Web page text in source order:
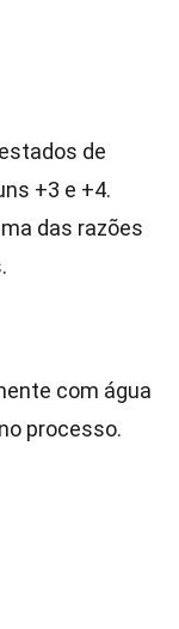
de
+3 e +4.
das razões
com água
processo.